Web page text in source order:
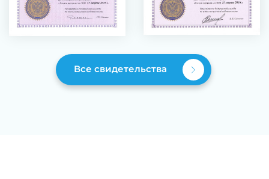
Все свидетельства